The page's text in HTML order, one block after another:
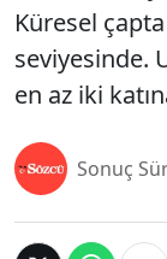
Küresel
seviyesinde.
en az iki
Sonuç